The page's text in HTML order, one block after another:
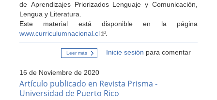
de Aprendizajes Priorizados Lenguaje y Comunicación,
Lengua y Literatura.
Este material está disponible en la página
www.curriculumnacional.cl(link
is
external)
Leer más sobre
Progresión
Objetivos
Aprendizajes
Priorizados
Inicie sesión para comentar
16 de Noviembre de 2020
Artículo publicado en Revista Prisma -
Universidad de Puerto Rico